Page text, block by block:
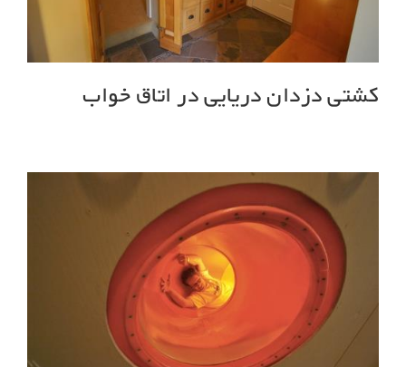
کشتی دزدان دریایی در اتاق خواب